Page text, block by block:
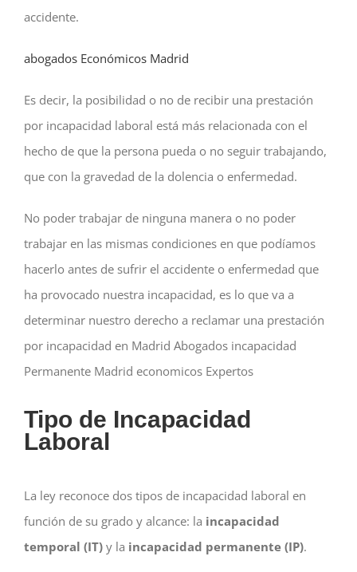
accidente.
abogados Económicos Madrid
Es decir, la posibilidad o no de recibir una prestación
por incapacidad laboral está más relacionada con el
hecho de que la persona pueda o no seguir trabajando,
que con la gravedad de la dolencia o enfermedad.
No poder trabajar de ninguna manera o no poder
trabajar en las mismas condiciones en que podíamos
hacerlo antes de sufrir el accidente o enfermedad que
ha provocado nuestra incapacidad, es lo que va a
determinar nuestro derecho a reclamar una prestación
por incapacidad en Madrid Abogados incapacidad
Permanente Madrid economicos Expertos
Tipo de Incapacidad
Laboral
La ley reconoce dos tipos de incapacidad laboral en
función de su grado y alcance: la incapacidad
temporal (IT)y la incapacidad permanente (IP).